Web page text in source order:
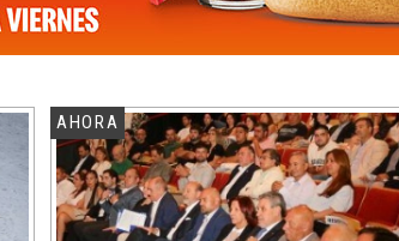
AHORA